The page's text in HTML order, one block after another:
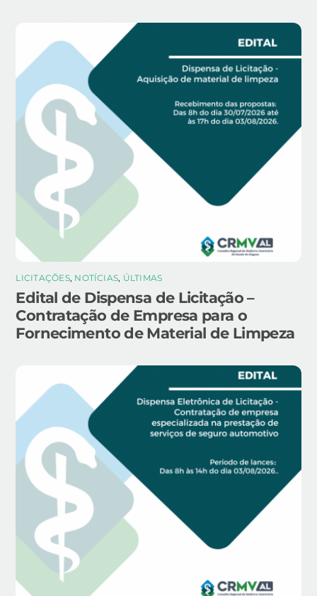
LICITAÇÕES, NOTÍCIAS, ÚLTIMAS
Edital de Dispensa de Licitação –
Contratação de Empresa para o
Fornecimento de Material de Limpeza